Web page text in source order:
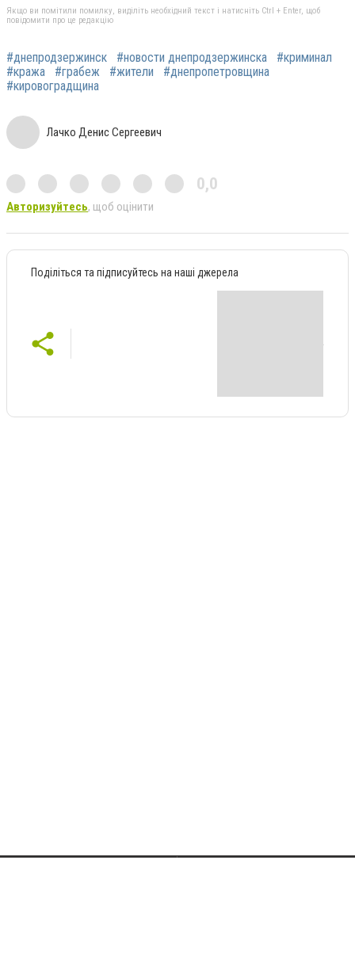
Якщо ви помітили помилку, виділіть необхідний текст і натисніть Ctrl + Enter, щоб
повідомити про це редакцію
#днепродзержинск #новости днепродзержинска
#криминал
#кража
#грабеж #жители
#днепропетровщина
#кировоградщина
Лачко Денис Сергеевич
0,0
Авторизуйтесь, щоб оцінити
Поділіться та підписуйтесь на наші джерела